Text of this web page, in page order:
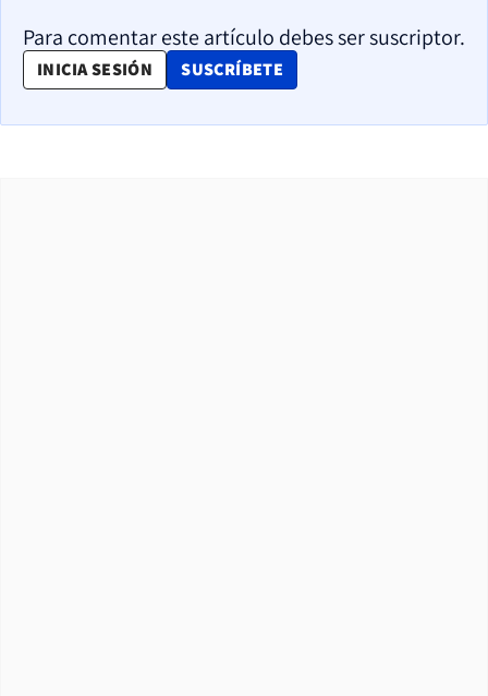
Para comentar este artículo debes ser suscriptor.
INICIA SESIÓN SUSCRÍBETE
OPENS IN NEW WINDOW